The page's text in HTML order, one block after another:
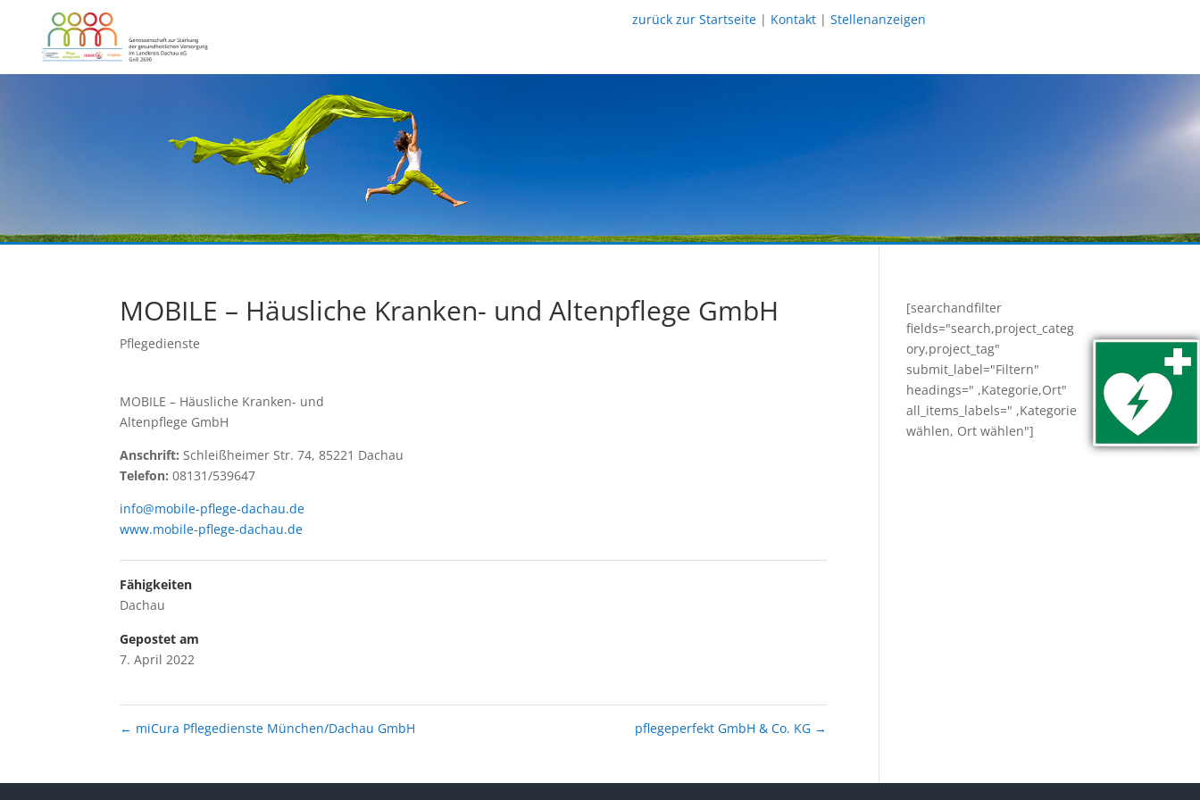
zurück zur Startseite | Kontakt |Stellenanzeigen
MOBILE – Häusliche Kranken- und Altenpflege GmbH
Pflegedienste
MOBILE – Häusliche Kranken- und
Altenpflege GmbH
Anschrift:Schleißheimer Str. 74, 85221 Dachau
Telefon:08131/539647
info@mobile-pflege-dachau.de
www.mobile-pflege-dachau.de
Fähigkeiten
Dachau
Gepostet am
7. April 2022
← miCura Pflegedienste München/Dachau GmbH pflegeperfekt GmbH & Co. KG →
[searchandfilter
fields="search,project_categ
ory,project_tag"
submit_label="Filtern"
headings=" ,Kategorie,Ort"
all_items_labels=" ,Kategorie
wählen, Ort wählen"]